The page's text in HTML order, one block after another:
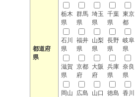
都道府
県
栃木
県
群馬
県
埼玉
県
千葉
県
東京
都
石川
県
福井
県
山梨
県
長野
県
岐阜
県
滋賀
県
京都
府
大阪
府
兵庫
県
奈良
県
岡山
広島
山口
徳島 香川